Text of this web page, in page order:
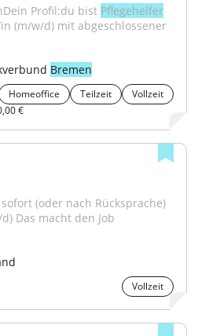
Profil:du bist Pflegehelfer
(m/w/d) mit abgeschlossener
Bremen
Homeoffice Teilzeit
Vollzeit
€
(oder nach Rücksprache)
Das macht den Job
Vollzeit